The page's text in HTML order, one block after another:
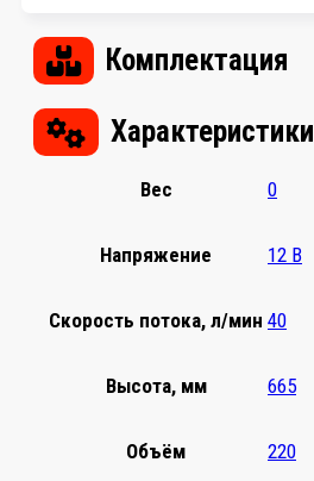
Комплектация
Характеристики
Вес 0
Напряжение 12 В
Скорость потока, л/мин 40
Высота, мм 665
Объём 220